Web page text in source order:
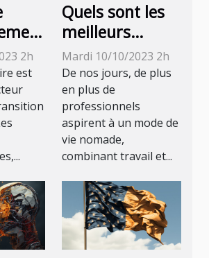
2h
est
Quels sont les
meilleurs
métiers pour
devenir un
Digital Nomad ?
Mardi 10/10/2023 2h
De nos jours, de plus
en plus de
professionnels
aspirent à un mode de
vie nomade,
combinant travail et...